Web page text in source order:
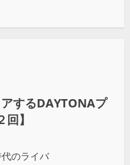
アするDAYTONAプ
】
のライバ